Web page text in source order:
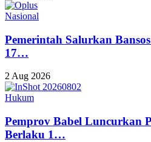
Nasional
Pemerintah Salurkan
17…
2 Aug 2026
Hukum
Pemprov Babel Luncurkan
Berlaku 1…